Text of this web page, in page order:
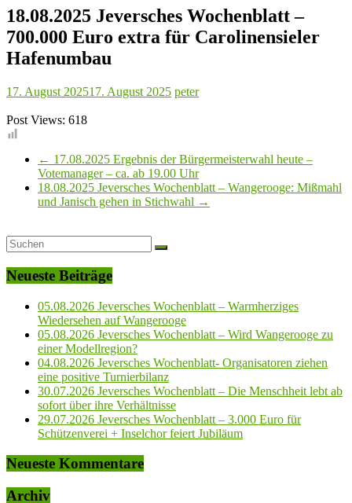
18.08.2025 Jeversches Wochenblatt –
700.000 Euro extra für Carolinensieler
Hafenumbau
17. August 202517. August 2025 peter
Post Views: 618
← 17.08.2025 Ergebnis der Bürgermeisterwahl heute –
Votemanager – ca. ab 19.00 Uhr
18.08.2025 Jeversches Wochenblatt – Wangerooge: Mißmahl
und Janisch gehen in Stichwahl →
Neueste Beiträge
05.08.2026 Jeversches Wochenblatt – Warmherziges
Wiedersehen auf Wangerooge
05.08.2026 Jeversches Wochenblatt – Wird Wangerooge zu
einer Modellregion?
04.08.2026 Jeversches Wochenblatt- Organisatoren ziehen
eine positive Turnierbilanz
30.07.2026 Jeversches Wochenblatt – Die Menschheit lebt ab
sofort über ihre Verhältnisse
29.07.2026 Jeversches Wochenblatt – 3.000 Euro für
Schützenverei + Inselchor feiert Jubiläum
Neueste Kommentare
Archiv